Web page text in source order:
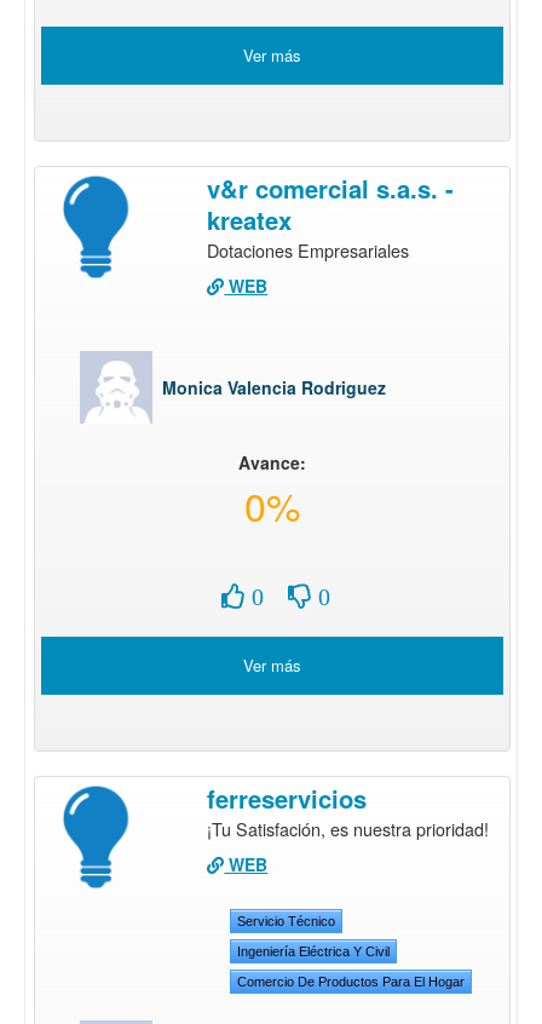
Ver más
v&r comercial s.a.s. -
kreatex
Dotaciones Empresariales
WEB
Monica Valencia Rodriguez
Avance:
0%
0 0
Ver más
ferreservicios
¡Tu Satisfación, es nuestra prioridad!
WEB
Servicio Técnico
Ingeniería Eléctrica Y Civil
Comercio De Productos Para El Hogar